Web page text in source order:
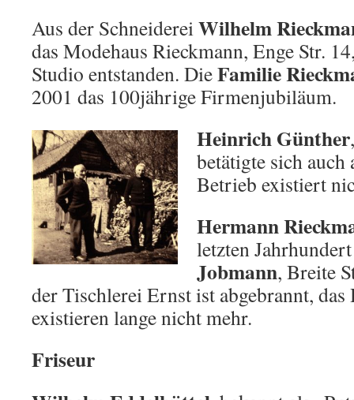
Aus der SchneidereiWilhelm
das Modehaus Rieckmann, Enge Str.
Studio entstanden. DieFamilie
2001 das 100jährige Firmenjubiläum.
Heinrich Günther
betätigte sich
Betrieb existiert
Hermann
letzten
Jobmann, Breite
der Tischlerei Ernst ist abgebrannt,
existieren lange nicht mehr.
Friseur